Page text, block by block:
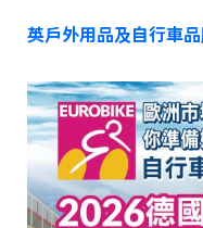
英戶外用品及自行車